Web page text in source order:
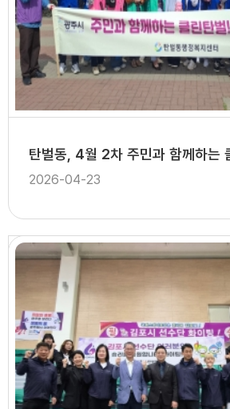
탄벌동, 4월 2차 주민과 함께하는
2026-04-23